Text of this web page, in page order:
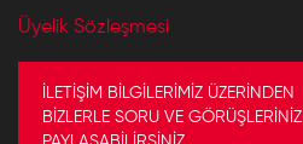
Üyelik Sözleşmesi
İLETİŞİM BİLGİLERİMİZ ÜZERİNDEN
BİZLERLE SORU VE GÖRÜŞLERİNİZİ